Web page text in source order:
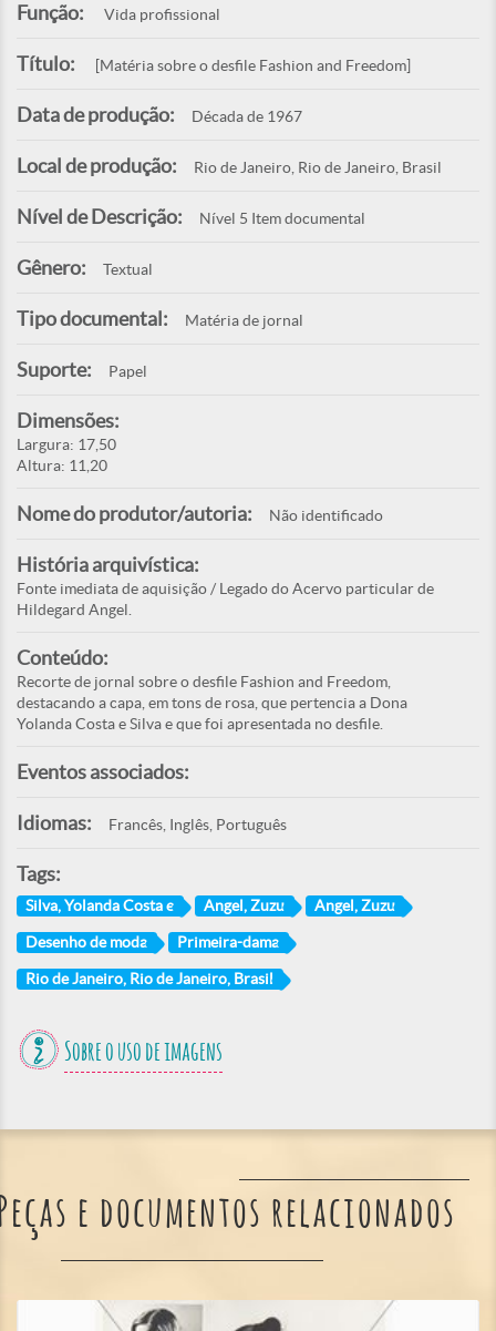
Função: Vida profissional
Título: [Matéria sobre o desfile Fashion and Freedom]
Data de produção: Década de 1967
Local de produção: Rio de Janeiro, Rio de Janeiro, Brasil
Nível de Descrição: Nível 5 Item documental
Gênero: Textual
Tipo documental: Matéria de jornal
Suporte: Papel
Dimensões:
Largura: 17,50
Altura: 11,20
Nome do produtor/autoria: Não identificado
História arquivística:
Fonte imediata de aquisição / Legado do Acervo particular de
Hildegard Angel.
Conteúdo:
Recorte de jornal sobre o desfile Fashion and Freedom,
destacando a capa, em tons de rosa, que pertencia a Dona
Yolanda Costa e Silva e que foi apresentada no desfile.
Eventos associados:
Idiomas: Francês, Inglês, Português
Tags:
Silva, Yolanda Costa e Angel, Zuzu Angel, Zuzu
Desenho de moda Primeira-dama
Rio de Janeiro, Rio de Janeiro, Brasil
Sobre o uso de imagens
e documentos relacionados